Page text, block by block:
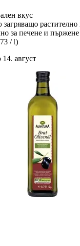
вкус
растително
за печене и пържене
/ l)
14. август